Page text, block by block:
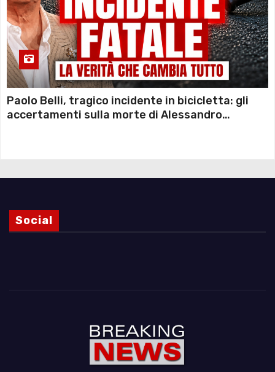
Paolo Belli, tragico incidente in bicicletta: gli
accertamenti sulla morte di Alessandro
Social